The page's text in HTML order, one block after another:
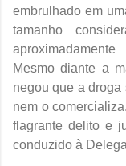
embrulhado em
tamanho
Mesmo diante a
negou que a
nem o
flagrante delito e
conduzido à